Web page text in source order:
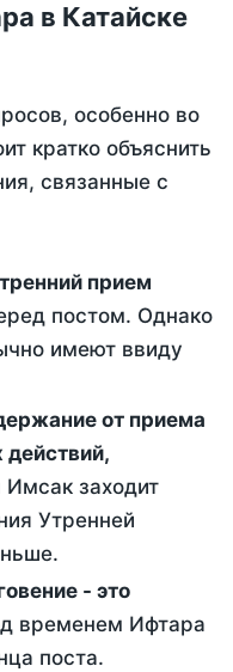
в Катайске
особенно во
кратко объяснить
связанные с
постом. Однако
имеют ввиду
действий,
заходит
Утренней
временем Ифтара
поста.